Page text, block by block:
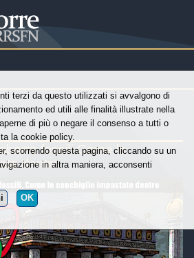
fossili Come le
dentro
terzi da questo utilizzati si avvalgono di
ed utili alle finalità illustrate nella
di più o negare il consenso a tutti o
la cookie policy.
scorrendo questa pagina, cliccando su un
in altra maniera, acconsenti
OK